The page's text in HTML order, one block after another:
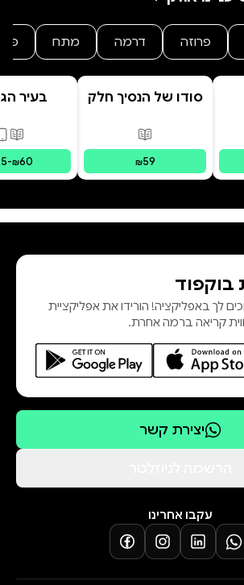
פרוזה דרמה מתח
מודפס
סודו של הנסיך חלק
הנסתר
פורמטים זמינים
מודפס
₪59
בעיר
-₪60
בוקפוד
לך באפליקציה! הורידו את אפליקציית
קריאה ברמה אחרת.
יצירת קשר
עקבו אחרינו